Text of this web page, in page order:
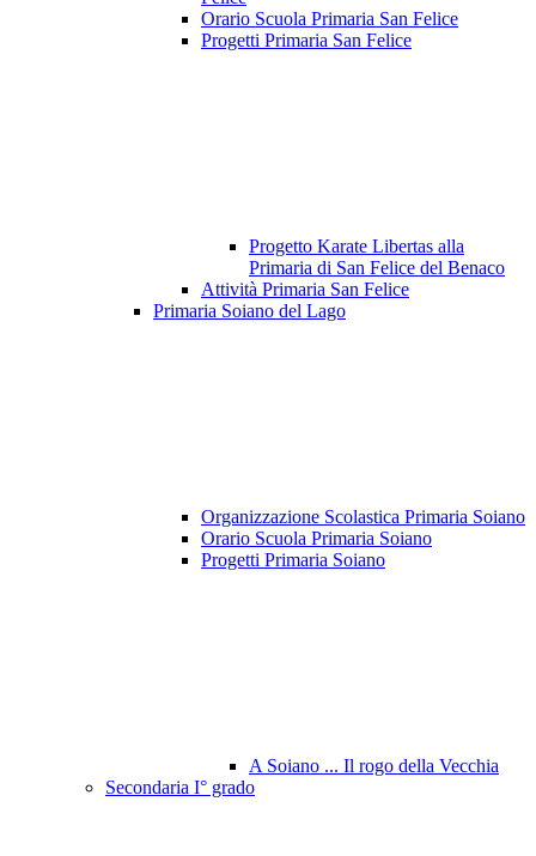
Orario Scuola Primaria San Felice
Progetti Primaria San Felice
Progetto Karate Libertas alla
Primaria di San Felice del Benaco
Attività Primaria San Felice
Primaria Soiano del Lago
Organizzazione Scolastica Primaria Soiano
Orario Scuola Primaria Soiano
Progetti Primaria Soiano
A Soiano ... Il rogo della Vecchia
Secondaria I° grado